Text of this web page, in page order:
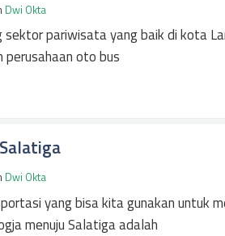
Dwi Okta
sektor pariwisata yang baik di kota
oto bus
Dwi Okta
yang bisa kita gunakan untuk
menuju Salatiga adalah